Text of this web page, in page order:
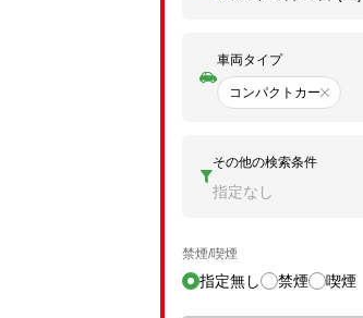
車両タイプ
コンパクトカー
その他の検索条件
指定なし
禁煙/喫煙
指定無し 禁煙 喫煙